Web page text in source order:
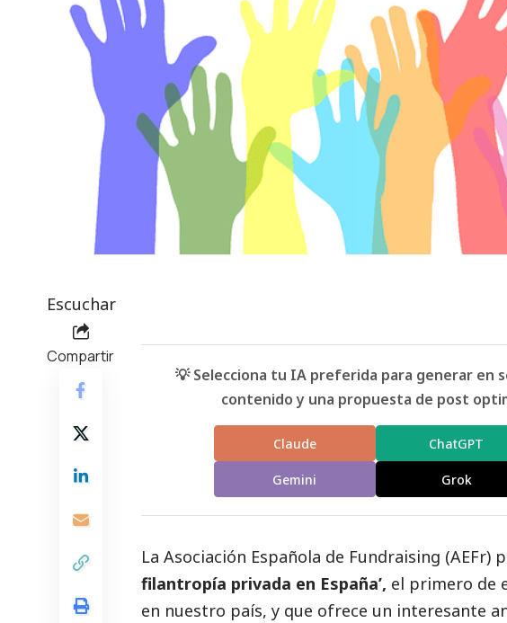
Escuchar
Compartir
💡 Selecciona tu IA preferida para generar en
contenido y una propuesta de post
Claude ChatGPT
Gemini Grok
La Asociación Española de Fundraising (AEFr)
filantropía privada en España’, el primero de
en nuestro país, y que ofrece un interesante